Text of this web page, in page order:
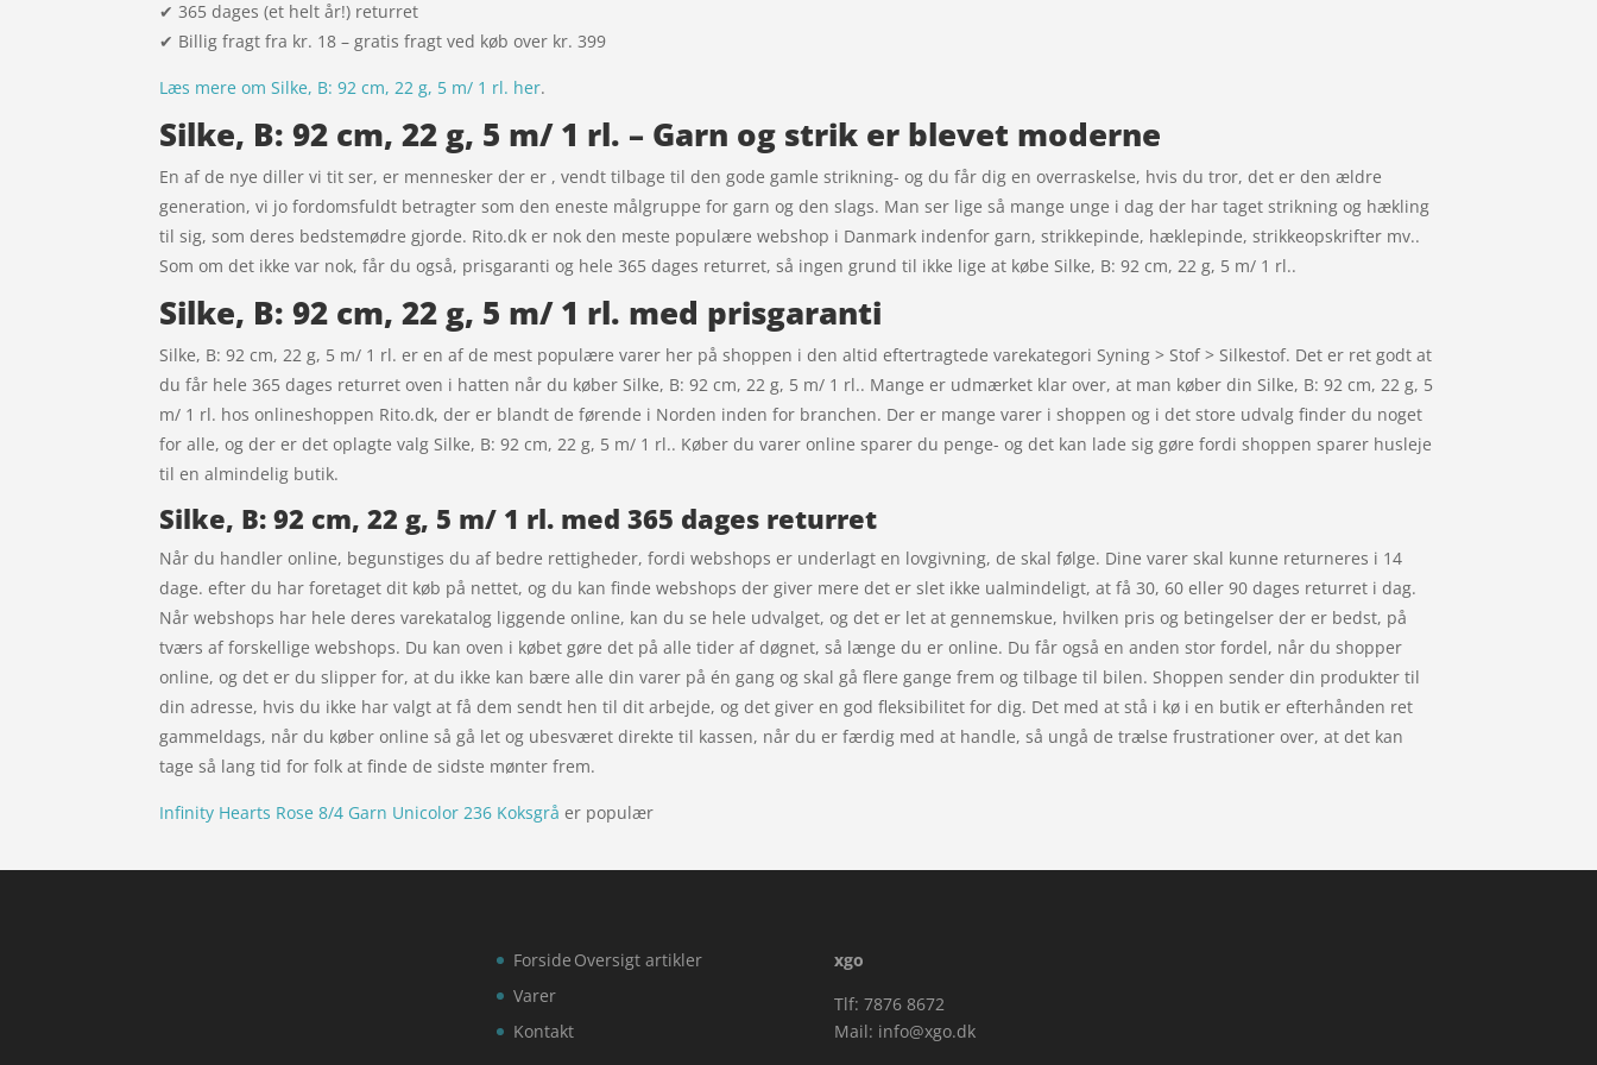
✔ 365 dages (et helt år!) returret
✔ Billig fragt fra kr. 18 – gratis fragt ved køb over kr. 399
Læs mere om Silke, B: 92 cm, 22 g, 5 m/ 1 rl. her.
Silke, B: 92 cm, 22 g, 5 m/ 1 rl. – Garn og strik er blevet moderne
En af de nye diller vi tit ser, er mennesker der er , vendt tilbage til den gode gamle strikning- og du får dig en overraskelse, hvis du tror, det er den ældre
generation, vi jo fordomsfuldt betragter som den eneste målgruppe for garn og den slags. Man ser lige så mange unge i dag der har taget strikning og hækling
til sig, som deres bedstemødre gjorde. Rito.dk er nok den meste populære webshop i Danmark indenfor garn, strikkepinde, hæklepinde, strikkeopskrifter mv..
Som om det ikke var nok, får du også, prisgaranti og hele 365 dages returret, så ingen grund til ikke lige at købe Silke, B: 92 cm, 22 g, 5 m/ 1 rl..
Silke, B: 92 cm, 22 g, 5 m/ 1 rl. med prisgaranti
Silke, B: 92 cm, 22 g, 5 m/ 1 rl. er en af de mest populære varer her på shoppen i den altid eftertragtede varekategori Syning > Stof > Silkestof. Det er ret godt at
du får hele 365 dages returret oven i hatten når du køber Silke, B: 92 cm, 22 g, 5 m/ 1 rl.. Mange er udmærket klar over, at man køber din Silke, B: 92 cm, 22 g, 5
m/ 1 rl. hos onlineshoppen Rito.dk, der er blandt de førende i Norden inden for branchen. Der er mange varer i shoppen og i det store udvalg finder du noget
for alle, og der er det oplagte valg Silke, B: 92 cm, 22 g, 5 m/ 1 rl.. Køber du varer online sparer du penge- og det kan lade sig gøre fordi shoppen sparer husleje
til en almindelig butik.
Silke, B: 92 cm, 22 g, 5 m/ 1 rl. med 365 dages returret
Når du handler online, begunstiges du af bedre rettigheder, fordi webshops er underlagt en lovgivning, de skal følge. Dine varer skal kunne returneres i 14
dage. efter du har foretaget dit køb på nettet, og du kan finde webshops der giver mere det er slet ikke ualmindeligt, at få 30, 60 eller 90 dages returret i dag.
Når webshops har hele deres varekatalog liggende online, kan du se hele udvalget, og det er let at gennemskue, hvilken pris og betingelser der er bedst, på
tværs af forskellige webshops. Du kan oven i købet gøre det på alle tider af døgnet, så længe du er online. Du får også en anden stor fordel, når du shopper
online, og det er du slipper for, at du ikke kan bære alle din varer på én gang og skal gå flere gange frem og tilbage til bilen. Shoppen sender din produkter til
din adresse, hvis du ikke har valgt at få dem sendt hen til dit arbejde, og det giver en god fleksibilitet for dig. Det med at stå i kø i en butik er efterhånden ret
gammeldags, når du køber online så gå let og ubesværet direkte til kassen, når du er færdig med at handle, så ungå de trælse frustrationer over, at det kan
tage så lang tid for folk at finde de sidste mønter frem.
Infinity Hearts Rose 8/4 Garn Unicolor 236 Koksgrå er populær
Forside
Varer
Kontakt
Oversigt artikler
xgo
Tlf: 7876 8672
Mail: info@xgo.dk